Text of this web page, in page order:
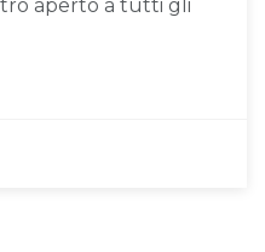
aperto a tutti gli